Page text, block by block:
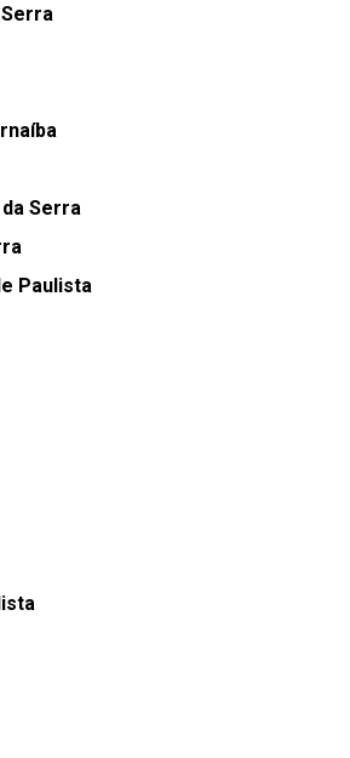
Serra
da Serra
Paulista